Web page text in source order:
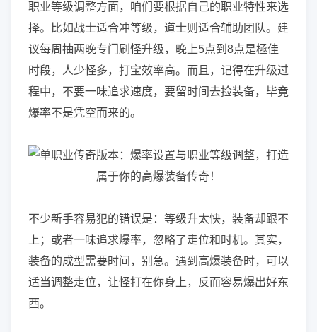
职业等级调整方面，咱们要根据自己的职业特性来选
择。比如战士适合冲等级，道士则适合辅助团队。建
议每周抽两晚专门刷怪升级，晚上5点到8点是極佳
时段，人少怪多，打宝效率高。而且，记得在升级过
程中，不要一味追求速度，要留时间去捡装备，毕竟
爆率不是凭空而来的。
不少新手容易犯的错误是：等级升太快，装备却跟不
上；或者一味追求爆率，忽略了走位和时机。其实，
装备的成型需要时间，别急。遇到高爆装备时，可以
适当调整走位，让怪打在你身上，反而容易爆出好东
西。